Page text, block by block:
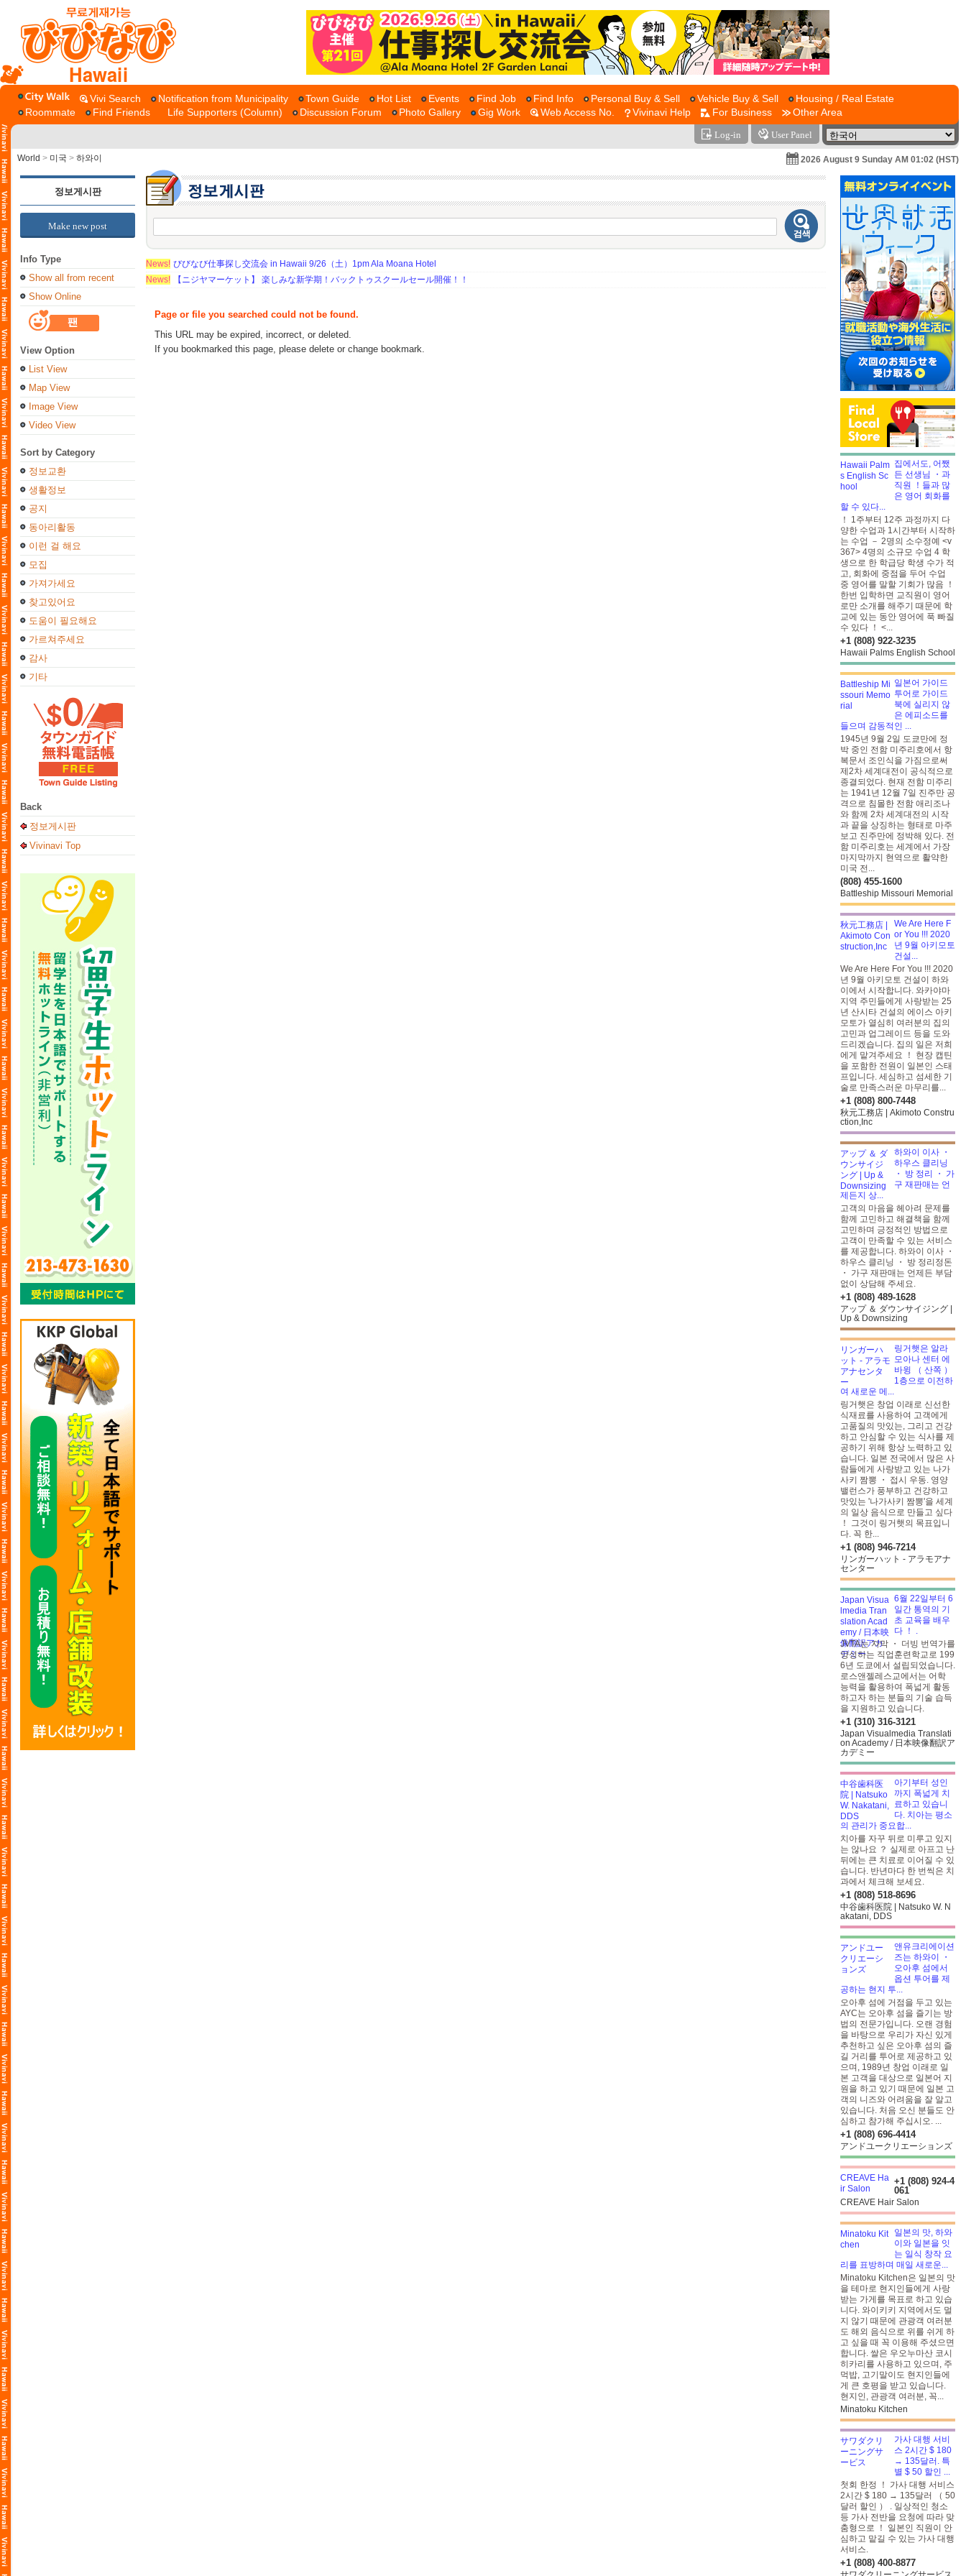
Hawaii
Vivi Search Notification from Municipality Town Guide Hot List Events Find Job Find Info Personal Buy & Sell Vehicle Buy & Sell
Housing / Real Estate
Roommate
Find Friends Life Supporters (Column) Discussion Forum Photo Gallery Gig Work Web Access No. Vivinavi Help For Business Other Area
Log-in User Panel
World > 미국 > 하와이 2026 August 9 Sunday AM 01:02 (HST)
정보게시판
Make new post
Info Type
Show all from recent
Show Online
View Option
List View
Map View
Image View
Video View
Sort by Category
정보교환
생활정보
공지
동아리활동
이런 걸 해요
모집
가져가세요
찾고있어요
도움이 필요해요
가르쳐주세요
감사
기타
Back
정보게시판
Vivinavi Top
News! びびなび仕事探し交流会 in Hawaii 9/26（土）1pm Ala Moana Hotel
News!
【ニジヤマーケット】 楽しみな新学期！バックトゥスクールセール開催！！
Page or file you searched could not be found.
This URL may be expired, incorrect, or deleted.
If you bookmarked this page, please delete or change bookmark.
집에서도, 어쨌
든 선생님 ・과
직원 ！들과 많
은 영어 회화를
할 수 있다...
！ 1주부터 12주 과정까지 다
양한 수업과 1시간부터 시작하
는 수업 － 2명의 소수정예 <v
367> 4명의 소규모 수업 4 학
생으로 한 학급당 학생 수가 적
고, 회화에 중점을 두어 수업
중 영어를 말할 기회가 많음 ！
한번 입학하면 교직원이 영어
로만 소개를 해주기 때문에 학
교에 있는 동안 영어에 푹 빠질
수 있다 ！ <...
+1 (808) 922-3235
Hawaii Palms English School
일본어 가이드
투어로 가이드
북에 실리지 않
은 에피소드를
들으며 감동적인 ...
1945년 9월 2일 도쿄만에 정
박 중인 전함 미주리호에서 항
복문서 조인식을 가짐으로써
제2차 세계대전이 공식적으로
종결되었다. 현재 전함 미주리
는 1941년 12월 7일 진주만 공
격으로 침몰한 전함 애리조나
와 함께 2차 세계대전의 시작
과 끝을 상징하는 형태로 마주
보고 진주만에 정박해 있다. 전
함 미주리호는 세계에서 가장
마지막까지 현역으로 활약한
미국 전...
(808) 455-1600
Battleship Missouri Memorial
We Are Here F
or You !!! 2020
년 9월 아키모토
건설...
We Are Here For You !!! 2020
년 9월 아키모토 건설이 하와
이에서 시작합니다. 와카야마
지역 주민들에게 사랑받는 25
년 산시타 건설의 에이스 아키
모토가 열심히 여러분의 집의
고민과 업그레이드 등을 도와
드리겠습니다. 집의 일은 저희
에게 맡겨주세요 ！ 현장 캡틴
을 포함한 전원이 일본인 스태
프입니다. 세심하고 섬세한 기
술로 만족스러운 마무리를...
+1 (808) 800-7448
秋元工務店 | Akimoto Constru
ction,Inc
하와이 이사 ・
하우스 클리닝
・ 방 정리 ・ 가
구 재판매는 언
제든지 상...
고객의 마음을 헤아려 문제를
함께 고민하고 해결책을 함께
고민하며 긍정적인 방법으로
고객이 만족할 수 있는 서비스
를 제공합니다. 하와이 이사 ・
하우스 클리닝 ・ 방 정리정돈
・ 가구 재판매는 언제든 부담
없이 상담해 주세요.
+1 (808) 489-1628
アップ ＆ ダウンサイジング |
Up & Downsizing
링거햇은 알라
모아나 센터 에
바윙 （ 산쪽 ）
1층으로 이전하
여 새로운 메...
링거햇은 창업 이래로 신선한
식재료를 사용하여 고객에게
고품질의 맛있는, 그리고 건강
하고 안심할 수 있는 식사를 제
공하기 위해 항상 노력하고 있
습니다. 일본 전국에서 많은 사
람들에게 사랑받고 있는 나가
사키 짬뽕 ・ 접시 우동. 영양
밸런스가 풍부하고 건강하고
맛있는 '나가사키 짬뽕'을 세계
의 일상 음식으로 만들고 싶다
！ 그것이 링거햇의 목표입니
다. 꼭 한...
+1 (808) 946-7214
リンガーハット - アラモアナ
センター
6월 22일부터 6
일간 통역의 기
초 교육을 배우
다 ！ .
JVTA는 자막 ・ 더빙 번역가를
양성하는 직업훈련학교로 199
6년 도쿄에서 설립되었습니다.
로스앤젤레스교에서는 어학
능력을 활용하여 폭넓게 활동
하고자 하는 분들의 기술 습득
을 지원하고 있습니다.
+1 (310) 316-3121
Japan Visualmedia Translati
on Academy / 日本映像翻訳ア
カデミー
아기부터 성인
까지 폭넓게 치
료하고 있습니
다. 치아는 평소
의 관리가 중요합...
치아를 자꾸 뒤로 미루고 있지
는 않나요 ？ 실제로 아프고 난
뒤에는 큰 치료로 이어질 수 있
습니다. 반년마다 한 번씩은 치
과에서 체크해 보세요.
+1 (808) 518-8696
中谷歯科医院 | Natsuko W. N
akatani, DDS
앤유크리에이션
즈는 하와이 ・
오아후 섬에서
옵션 투어를 제
공하는 현지 투...
오아후 섬에 거점을 두고 있는
AYC는 오아후 섬을 즐기는 방
법의 전문가입니다. 오랜 경험
을 바탕으로 우리가 자신 있게
추천하고 싶은 오아후 섬의 즐
길 거리를 투어로 제공하고 있
으며, 1989년 창업 이래로 일
본 고객을 대상으로 일본어 지
원을 하고 있기 때문에 일본 고
객의 니즈와 어려움을 잘 알고
있습니다. 처음 오신 분들도 안
심하고 참가해 주십시오. ...
+1 (808) 696-4414
アンドユークリエーションズ
+1 (808) 924-4
061
CREAVE Hair Salon
일본의 맛, 하와
이와 일본을 잇
는 일식 창작 요
리를 표방하며 매일 새로운...
Minatoku Kitchen은 일본의 맛
을 테마로 현지인들에게 사랑
받는 가게를 목표로 하고 있습
니다. 와이키키 지역에서도 멀
지 않기 때문에 관광객 여러분
도 해외 음식으로 위를 쉬게 하
고 싶을 때 꼭 이용해 주셨으면
합니다. 쌀은 우오누마산 코시
히카리를 사용하고 있으며, 주
먹밥, 고기말이도 현지인들에
게 큰 호평을 받고 있습니다.
현지인, 관광객 여러분, 꼭...
Minatoku Kitchen
가사 대행 서비
스 2시간 $ 180
→ 135달러. 특
별 $ 50 할인 ...
첫회 한정 ！ 가사 대행 서비스
2시간 $ 180 → 135달러 （ 50
달러 할인 ） . 일상적인 청소
등 가사 전반을 요청에 따라 맞
춤형으로 ！ 일본인 직원이 안
심하고 맡길 수 있는 가사 대행
서비스.
+1 (808) 400-8877